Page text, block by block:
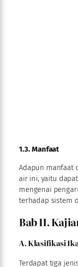
1.3. Manfaat
Adapun manfaat
air ini, yaitu
mengenai
terhadap sistem
Bab II.
A. Klasifikasi
Terdapat tiga